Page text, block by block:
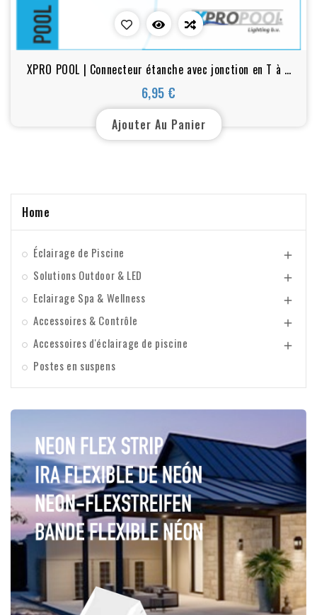
XPRO POOL | Connecteur étanche avec jonction en T à 5
broches 5 conducteurs IP 68
6,95 €
Prix
Ajouter Au Panier
Home
Éclairage de Piscine 
Solutions Outdoor & LED 
Eclairage Spa & Wellness 
Accessoires & Contrôle 
Accessoires d'éclairage de piscine 
Postes en suspens